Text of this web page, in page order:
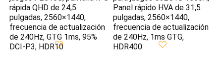
rápida QHD de 24,5
pulgadas, 2560×1440,
frecuencia de actualización
de 240Hz, GTG 1ms, 95%
DCI-P3, HDR10
Panel rápido HVA de 31,5
pulgadas, 2560×1440,
frecuencia de actualización
de 240Hz, 1ms GTG,
HDR400